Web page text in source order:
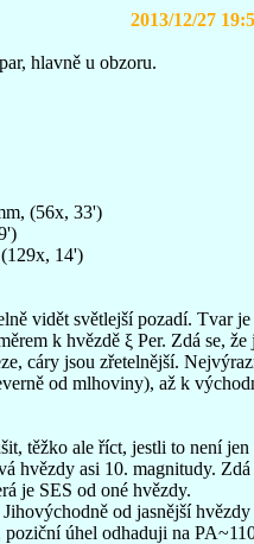
2013/12/27
hlavně u obzoru.
(56x, 33')
14')
vidět světlejší pozadí. Tvar
k hvězdě ξ Per. Zdá se,
cáry jsou zřetelnější.
od mlhoviny), až k
těžko ale říct, jestli to není
hvězdy asi 10. magnitudy.
je SES od oné hvězdy.
od jasnější
úhel odhaduji na